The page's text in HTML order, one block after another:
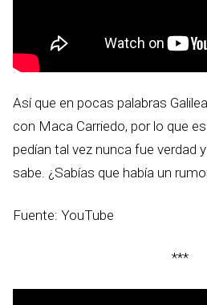
Así que en pocas palabras
con Maca Carriedo, por lo que
pedían tal vez nunca fue verdad
sabe. ¿Sabías que había un
Fuente: YouTube
***